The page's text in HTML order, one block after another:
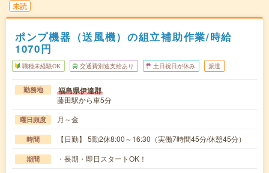
未読
ポンプ機器（送風機）の組立補助作業/時給
1070円
職種未経験OK 交通費別途支給あり 土日祝日が休み 派遣
勤務地 福島県伊達郡
藤田駅から車5分
曜日頻度 月～金
時間 【日勤】 5勤2休8:00～16:30（実働7時間45分/休憩45分）
期間 ・長期・即日スタートOK！